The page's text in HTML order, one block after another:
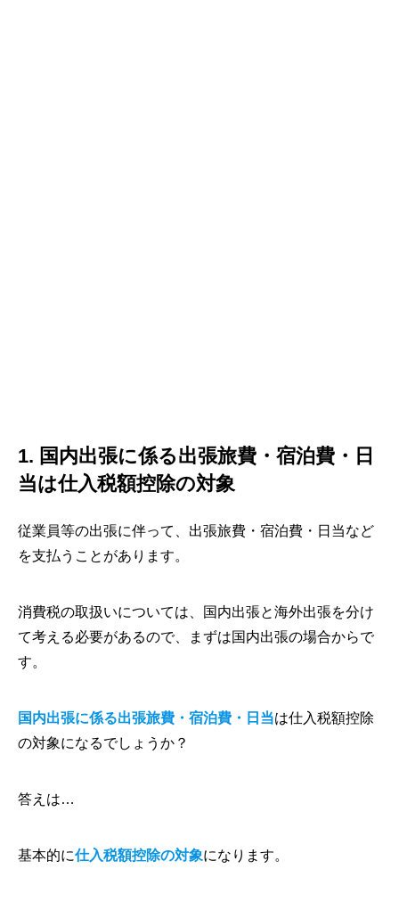
1. 国内出張に係る出張旅費・宿泊費・日
当は仕入税額控除の対象
従業員等の出張に伴って、出張旅費・宿泊費・日当など
を支払うことがあります。
消費税の取扱いについては、国内出張と海外出張を分け
て考える必要があるので、まずは国内出張の場合からで
す。
国内出張に係る出張旅費・宿泊費・日当は仕入税額控除
の対象になるでしょうか？
答えは…
基本的に仕入税額控除の対象になります。